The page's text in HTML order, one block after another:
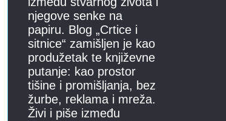
njegove senke na
papiru. Blog „Crtice i
sitnice“ zamišljen je kao
produžetak te književne
putanje: kao prostor
tišine i promišljanja, bez
žurbe, reklama i mreža.
Živi i piše između